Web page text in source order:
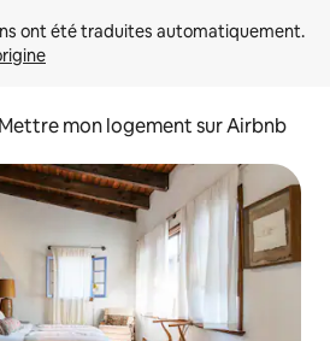
Mettre mon logement sur Airbnb